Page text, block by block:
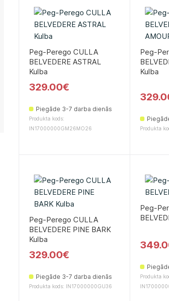
Peg-Perego CULLA
BELVEDERE ASTRAL
Kulbа
329.00€
Piegāde 3-7 darba dienās
Produkta kods:
IN17000000GM26MO26
Peg-
Kulbа
Produkta
Peg-Perego CULLA
BELVEDERE PINE BARK
Kulbа
329.00€
Piegāde 3-7 darba dienās
Produkta kods: IN17000000GU36
Peg-
Produkta